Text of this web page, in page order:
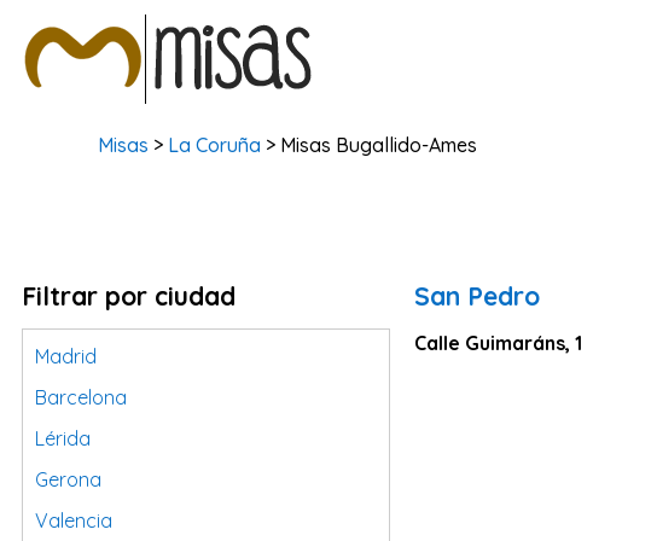
Misas > La Coruña > Misas Bugallido-Ames
Filtrar por ciudad
Madrid
Barcelona
Lérida
Gerona
Valencia
San Pedro
Calle Guimaráns, 1